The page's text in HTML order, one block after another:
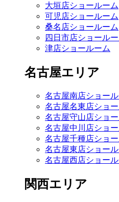
大垣店ショールーム
可児店ショールーム
桑名店ショールーム
四日市店ショール
津店ショールーム
名古屋エリア
名古屋南店ショー
名古屋名東店ショ
名古屋守山店ショ
名古屋中川店ショ
名古屋千種店ショ
名古屋東店ショー
名古屋西店ショー
関西エリア